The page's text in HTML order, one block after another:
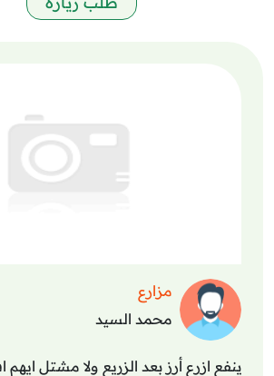
مزارع
محمد السيد
ينفع ازرع أرز بعد الزريع ولا مشتل